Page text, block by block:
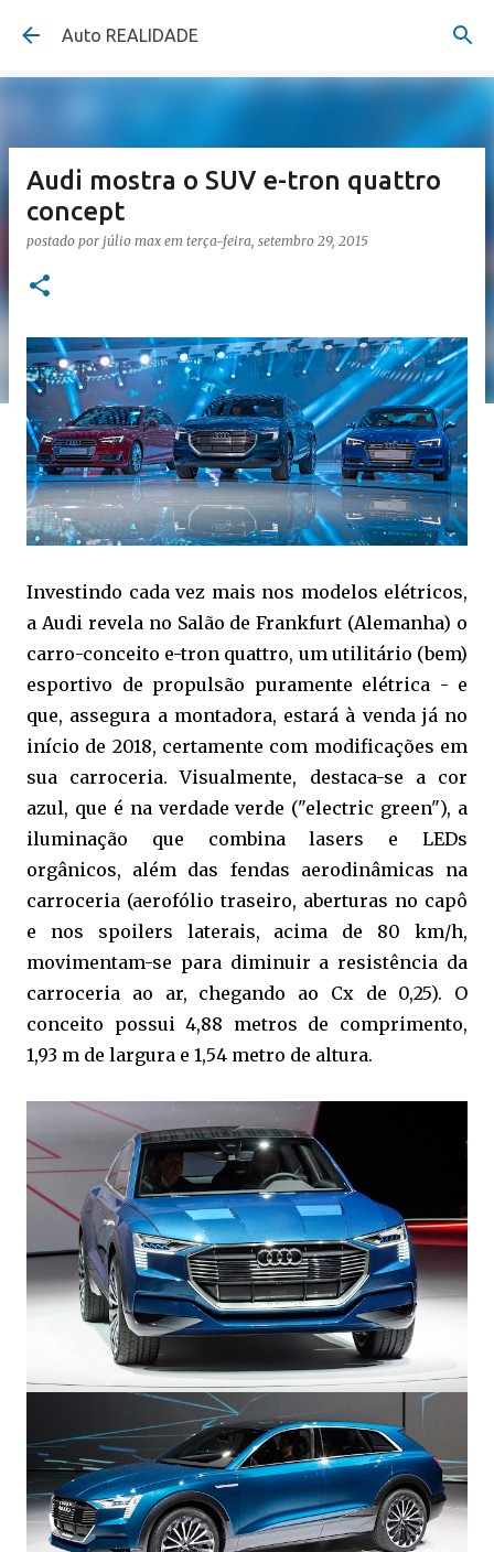
Pular para o conteúdo principal
Auto REALIDADE
Audi mostra o SUV e-tron quattro
concept
postado por júlio max em terça-feira, setembro 29, 2015
Investindo cada vez mais nos modelos elétricos,
a Audi revela no Salão de Frankfurt (Alemanha) o
carro-conceito e-tron quattro, um utilitário (bem)
esportivo de propulsão puramente elétrica - e
que, assegura a montadora, estará à venda já no
início de 2018, certamente com modificações em
sua carroceria. Visualmente, destaca-se a cor
azul, que é na verdade verde ("electric green"), a
iluminação que combina lasers e LEDs
orgânicos, além das fendas aerodinâmicas na
carroceria (aerofólio traseiro, aberturas no capô
e nos spoilers laterais, acima de 80 km/h,
movimentam-se para diminuir a resistência da
carroceria ao ar, chegando ao Cx de 0,25). O
conceito possui 4,88 metros de comprimento,
1,93 m de largura e 1,54 metro de altura.